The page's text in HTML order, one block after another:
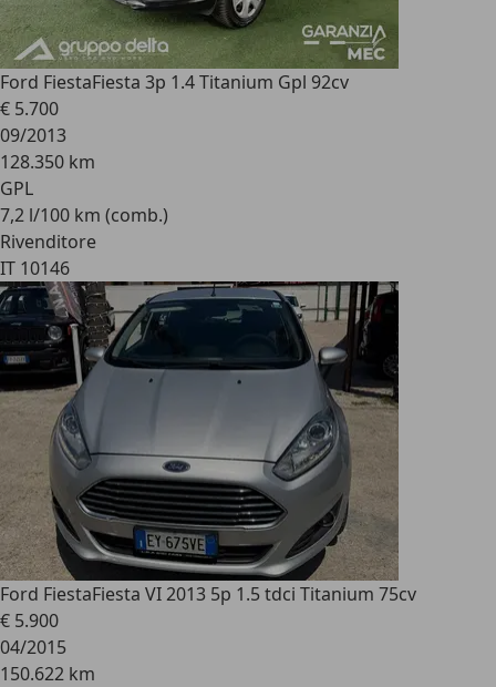
Ford FiestaFiesta 3p 1.4 Titanium Gpl 92cv
€ 5.700
09/2013
128.350 km
GPL
7,2 l/100 km (comb.)
Rivenditore
IT 10146
Ford FiestaFiesta VI 2013 5p 1.5 tdci Titanium 75cv
€ 5.900
04/2015
150.622 km